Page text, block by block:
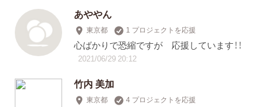
あややん
東京都 1 プロジェクトを応援
心ばかりで恐縮ですが 応援しています！！
2021/06/29 20:12
竹内 美加
東京都 4 プロジェクトを応援